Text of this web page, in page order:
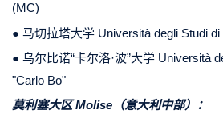
(MC)
● 马切拉塔大学 Università degli Studi
● 乌尔比诺“卡尔洛·波”大学 Università
"Carlo Bo"
莫利塞大区 Molise（意大利中部）：